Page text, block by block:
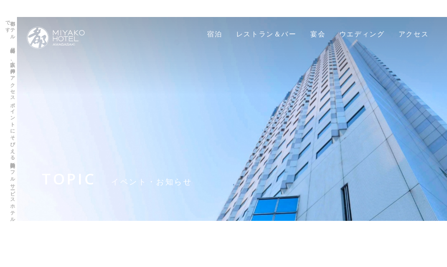
都ホ
テ
ル
尼崎は
、
大阪、
神戸の
ア
ク
セ
ス
ポ
イ
ン
ト
に
そ
び
え
る
阪神間の
フ
ル
サ
ービ
ス
ホ
テ
ル
で
す 宿泊 レストラン＆バー 宴会 ウエディング アクセス
TOPIC イベント・お知らせ